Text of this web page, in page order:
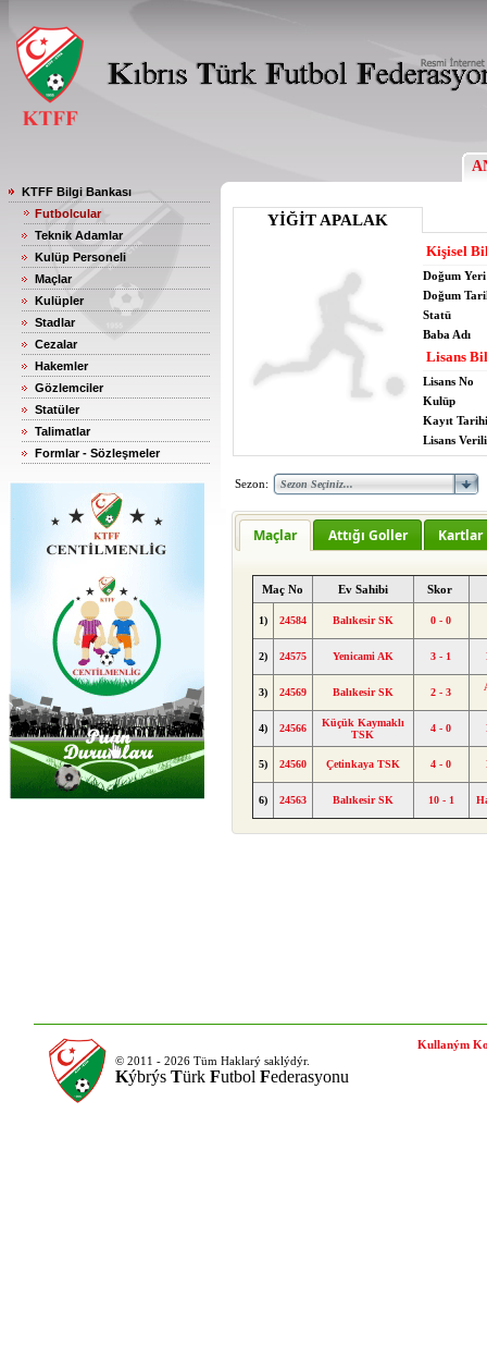
KTFF Bilgi Bankası
Futbolcular
Teknik Adamlar
Kulüp Personeli
Maçlar
Kulüpler
Stadlar
Cezalar
Hakemler
Gözlemciler
Statüler
Talimatlar
Formlar - Sözleşmeler
YİĞİT APALAK
Kişisel
Doğum Yeri
Doğum
Statü
Baba Adı
Lisans
Lisans No
Kulüp
Kayıt Tarihi
Lisans
Sezon:
Maçlar Attığı Goller Kartlar
Maç No Ev Sahibi Skor
1) 24584 Balıkesir SK 0 - 0
2) 24575 Yenicami AK 3 - 1
3) 24569 Balıkesir SK 2 - 3
4) 24566
Küçük Kaymaklı
TSK
4 - 0
5) 24560 Çetinkaya TSK 4 - 0
6) 24563 Balıkesir SK 10 - 1
© 2011 - 2026 Tüm Haklarý saklýdýr.
Kýbrýs Türk Futbol Federasyonu
Kullaným